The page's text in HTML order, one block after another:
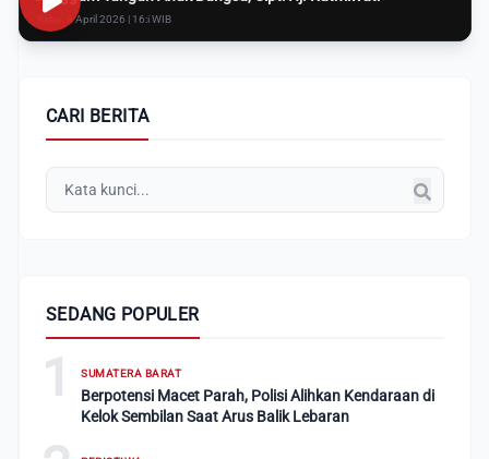
Rabu, 8 April 2026 | 16:i WIB
CARI BERITA
SEDANG POPULER
1 SUMATERA BARAT
Berpotensi Macet Parah, Polisi Alihkan Kendaraan di
Kelok Sembilan Saat Arus Balik Lebaran